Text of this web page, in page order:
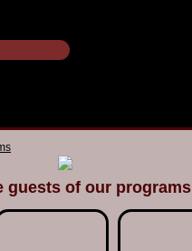
guests of our programs